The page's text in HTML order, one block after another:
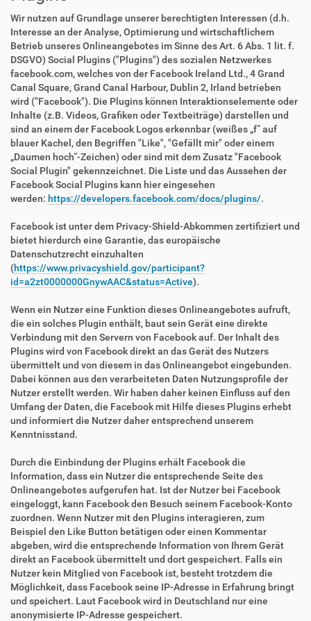
Wir nutzen auf Grundlage unserer berechtigten Interessen (d.h.
Interesse an der Analyse, Optimierung und wirtschaftlichem
Betrieb unseres Onlineangebotes im Sinne des Art. 6 Abs. 1 lit. f.
DSGVO) Social Plugins ("Plugins") des sozialen Netzwerkes
facebook.com, welches von der Facebook Ireland Ltd., 4 Grand
Canal Square, Grand Canal Harbour, Dublin 2, Irland betrieben
wird ("Facebook"). Die Plugins können Interaktionselemente oder
Inhalte (z.B. Videos, Grafiken oder Textbeiträge) darstellen und
sind an einem der Facebook Logos erkennbar (weißes „f“ auf
blauer Kachel, den Begriffen "Like", "Gefällt mir" oder einem
„Daumen hoch“-Zeichen) oder sind mit dem Zusatz "Facebook
Social Plugin" gekennzeichnet. Die Liste und das Aussehen der
Facebook Social Plugins kann hier eingesehen
werden: https://developers.facebook.com/docs/plugins/.
Facebook ist unter dem Privacy-Shield-Abkommen zertifiziert und
bietet hierdurch eine Garantie, das europäische
Datenschutzrecht einzuhalten
(https://www.privacyshield.gov/participant?
id=a2zt0000000GnywAAC&status=Active).
Wenn ein Nutzer eine Funktion dieses Onlineangebotes aufruft,
die ein solches Plugin enthält, baut sein Gerät eine direkte
Verbindung mit den Servern von Facebook auf. Der Inhalt des
Plugins wird von Facebook direkt an das Gerät des Nutzers
übermittelt und von diesem in das Onlineangebot eingebunden.
Dabei können aus den verarbeiteten Daten Nutzungsprofile der
Nutzer erstellt werden. Wir haben daher keinen Einfluss auf den
Umfang der Daten, die Facebook mit Hilfe dieses Plugins erhebt
und informiert die Nutzer daher entsprechend unserem
Kenntnisstand.
Durch die Einbindung der Plugins erhält Facebook die
Information, dass ein Nutzer die entsprechende Seite des
Onlineangebotes aufgerufen hat. Ist der Nutzer bei Facebook
eingeloggt, kann Facebook den Besuch seinem Facebook-Konto
zuordnen. Wenn Nutzer mit den Plugins interagieren, zum
Beispiel den Like Button betätigen oder einen Kommentar
abgeben, wird die entsprechende Information von Ihrem Gerät
direkt an Facebook übermittelt und dort gespeichert. Falls ein
Nutzer kein Mitglied von Facebook ist, besteht trotzdem die
Möglichkeit, dass Facebook seine IP-Adresse in Erfahrung bringt
und speichert. Laut Facebook wird in Deutschland nur eine
anonymisierte IP-Adresse gespeichert.